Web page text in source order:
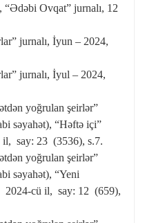
“Ədəbi Ovqat” jurnalı, 12
jurnalı, İyun – 2024,
jurnalı, İyul – 2024,
yoğrulan şeirlər”
səyahət), “Həftə içi”
say: 23 (3536), s.7.
yoğrulan şeirlər”
səyahət), “Yeni
cü il, say: 12 (659),